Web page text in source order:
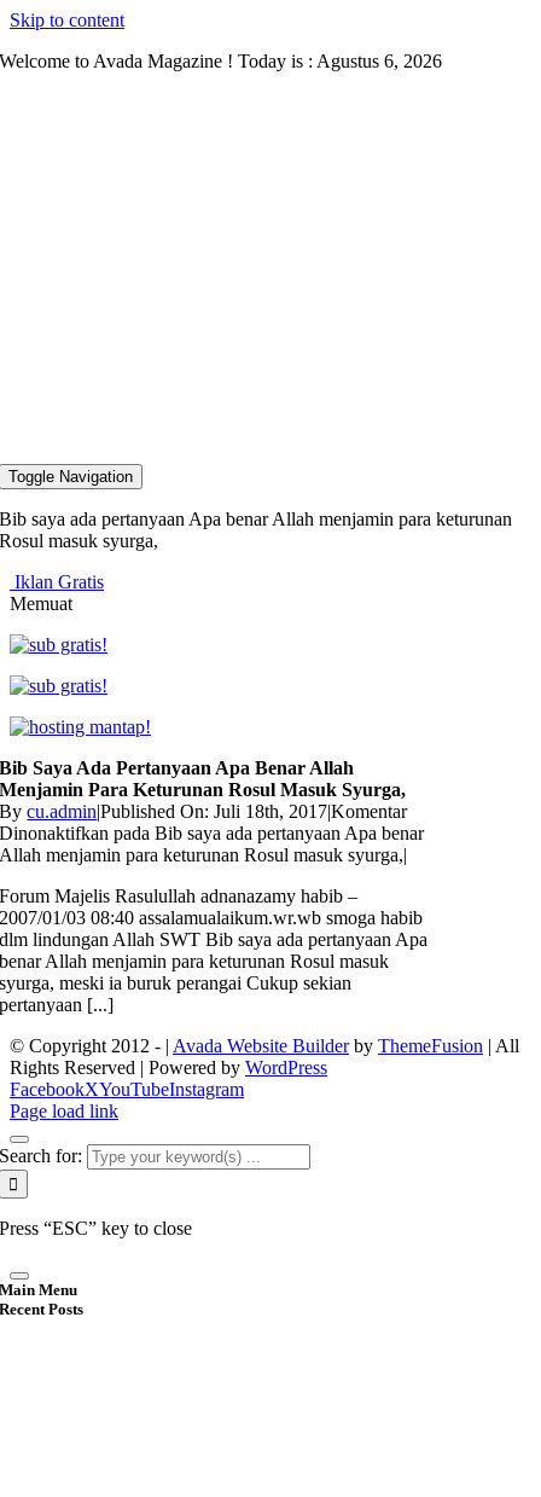
Skip to content
Welcome to Avada Magazine ! Today is : Agustus 6, 2026
Toggle Navigation
Bib saya ada pertanyaan Apa benar Allah menjamin para keturunan
Rosul masuk syurga,
Iklan Gratis
Memuat
Bib Saya Ada Pertanyaan Apa Benar Allah
Menjamin Para Keturunan Rosul Masuk Syurga,
Bycu.admin|Published On: Juli 18th, 2017|Komentar
Dinonaktifkan pada Bib saya ada pertanyaan Apa benar
Allah menjamin para keturunan Rosul masuk syurga,|
Forum Majelis Rasulullah adnanazamy habib –
2007/01/03 08:40 assalamualaikum.wr.wb smoga habib
dlm lindungan Allah SWT Bib saya ada pertanyaan Apa
benar Allah menjamin para keturunan Rosul masuk
syurga, meski ia buruk perangai Cukup sekian
pertanyaan [...]
© Copyright 2012 - | Avada Website Builderby ThemeFusion | All
Rights Reserved | Powered by WordPress
FacebookXYouTubeInstagram
Page load link
Search for:
Press “ESC” key to close
Main Menu
Recent Posts